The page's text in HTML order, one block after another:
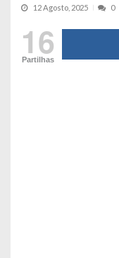
12 Agosto, 2025 0
16
Partilhas